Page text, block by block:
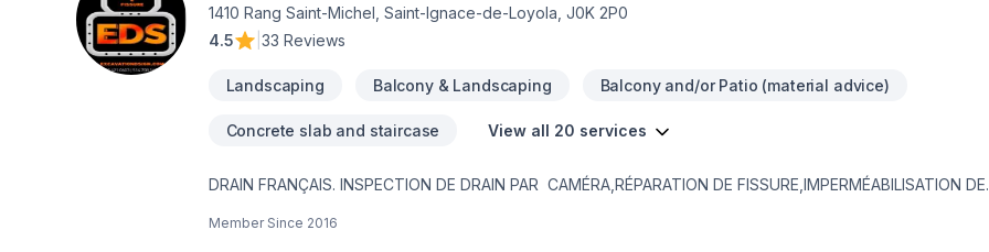
1410 Rang Saint-Michel, Saint-Ignace-de-Loyola, J0K 2P0
4.5
33 Reviews
Landscaping Balcony & Landscaping Balcony and/or Patio (material advice)
Concrete slab and staircase View all 20 services
DRAIN FRANÇAIS. INSPECTION DE DRAIN PAR CAMÉRA,RÉPARATION DE FISSURE,IMPERMÉABILISATION DE
EAU NOUVEAU SERVICE EN 2023 ; INSTALLATION SEPTIQUE ;BIONEST ÉCOFLO ENVIRO-SEPTIQUE NOUVEAU SERVICE EN
Member Since 2016